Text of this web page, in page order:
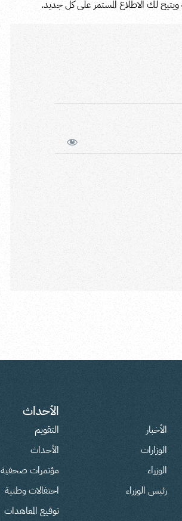
لك الاطلاع المستمر على كل جديد.
الأخبار
الوزارات
الوزراء
رئيس الوزراء
الأحداث
التقويم
الأحداث
مؤتمرات صحفية
احتفالات وطنية
توقيع المعاهدات